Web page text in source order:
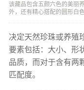
该藏品包含五颜六色的美丽
外，还有精心搭配的圆形白
决定天然珍珠或养殖
要素包括：大小、形
品质，而对于含有两
匹配度。